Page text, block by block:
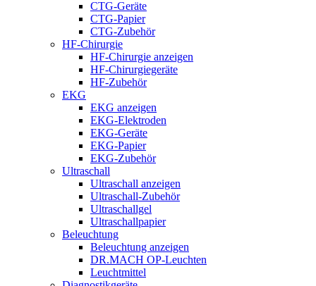
CTG-Geräte
CTG-Papier
CTG-Zubehör
HF-Chirurgie
HF-Chirurgie anzeigen
HF-Chirurgiegeräte
HF-Zubehör
EKG
EKG anzeigen
EKG-Elektroden
EKG-Geräte
EKG-Papier
EKG-Zubehör
Ultraschall
Ultraschall anzeigen
Ultraschall-Zubehör
Ultraschallgel
Ultraschallpapier
Beleuchtung
Beleuchtung anzeigen
DR.MACH OP-Leuchten
Leuchtmittel